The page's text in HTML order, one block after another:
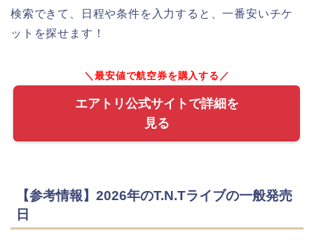
検索できて、日程や条件を入力すると、一番安いチケ
ットを探せます！
＼最安値で航空券を購入する／
エアトリ公式サイトで詳細を
見る
【参考情報】2026年のT.N.Tライブの一般発売
日